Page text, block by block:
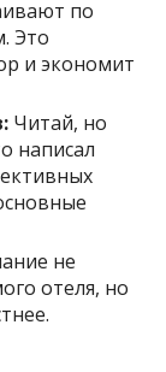
по
Это
и экономит
Читай, но
написал
не
отеля, но